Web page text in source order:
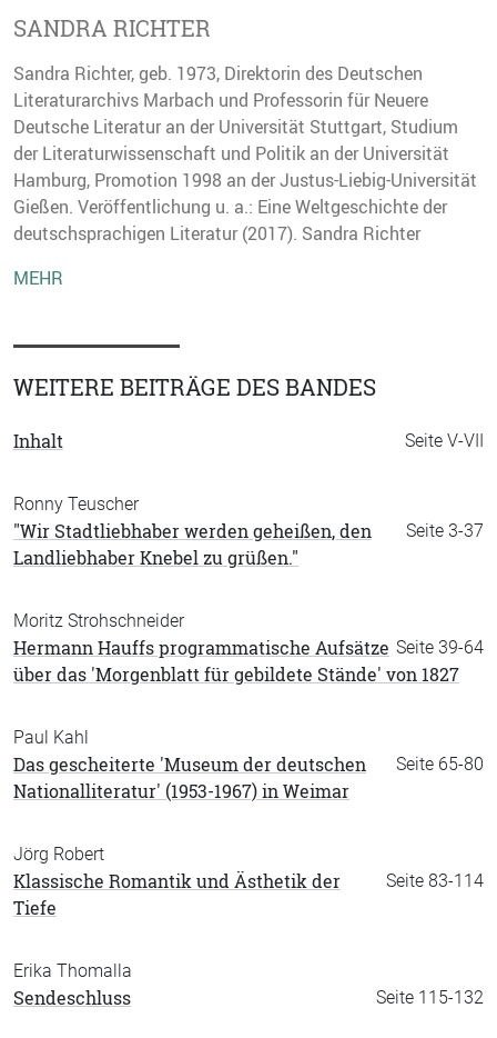
SANDRA RICHTER
Sandra Richter, geb. 1973, Direktorin des Deutschen
Literaturarchivs Marbach und Professorin für Neuere
Deutsche Literatur an der Universität Stuttgart, Studium
der Literaturwissenschaft und Politik an der Universität
Hamburg, Promotion 1998 an der Justus-Liebig-Universität
Gießen. Veröffentlichung u. a.: Eine Weltgeschichte der
deutschsprachigen Literatur (2017). Sandra Richter
MEHR
WEITERE BEITRÄGE DES BANDES
Seite V-VII
Inhalt
Ronny Teuscher
Seite 3-37
"Wir Stadtliebhaber werden geheißen, den
Landliebhaber Knebel zu grüßen."
Moritz Strohschneider
Seite 39-64
Hermann Hauffs programmatische Aufsätze
über das 'Morgenblatt für gebildete Stände' von 1827
Paul Kahl
Seite 65-80
Das gescheiterte 'Museum der deutschen
Nationalliteratur' (1953-1967) in Weimar
Jörg Robert
Seite 83-114
Klassische Romantik und Ästhetik der
Tiefe
Erika Thomalla
Seite 115-132
Sendeschluss